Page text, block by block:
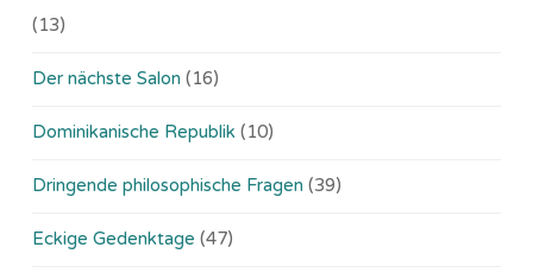
(13)
Der nächste Salon (16)
Dominikanische Republik (10)
Dringende philosophische Fragen (39)
Eckige Gedenktage (47)